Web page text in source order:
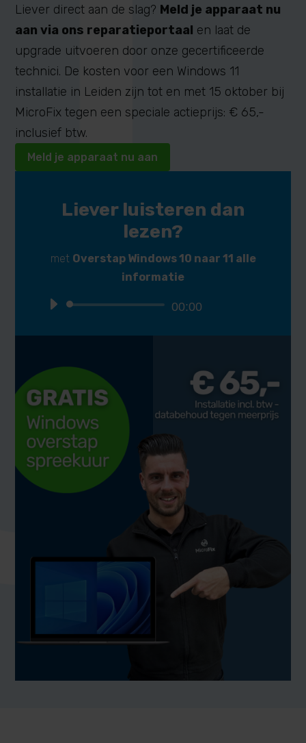
Liever direct aan de slag? Meld je apparaat nu
aan via ons reparatieportaal en laat de
upgrade uitvoeren door onze gecertificeerde
technici. De kosten voor een Windows 11
installatie in Leiden zijn tot en met 15 oktober bij
MicroFix tegen een speciale actieprijs: € 65,-
inclusief btw.
Meld je apparaat nu aan
Liever luisteren dan
lezen?
met Overstap Windows 10 naar 11 alle
informatie
Audiospeler
00:00